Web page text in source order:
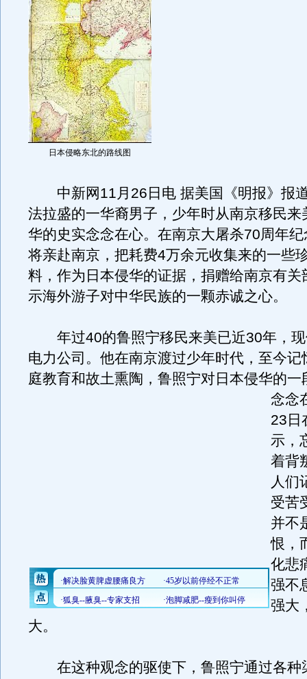
日本侵略东北的路线图
中新网11月26日电 据美国《明报》报
法拉盛的一华裔男子，少年时从南京移民来
华的史实念念在心。在南京大屠杀70周年
将亲赴南京，把耗费4万余元收集来的一些
料，作为日本侵华的证据，捐赠给南京有关
示海外游子对中华民族的一颗赤诚之心。
年过40的鲁照宁移民来美已近30年，现
电力公司。他在南京渡过少年时代，至今记
庭教育和故土熏陶，鲁照宁对日本侵华的一
念念
23日
示，
着背
人们
受苦
并不
恨，
化悲
强不
强大
大。
在这种观念的驱使下，鲁照宁通过各种